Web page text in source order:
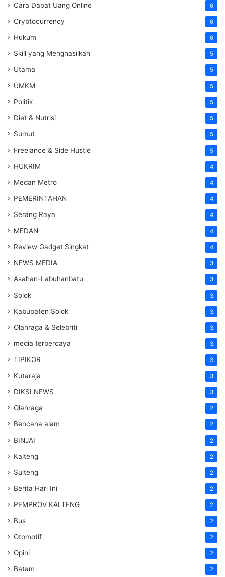
Cara Dapat Uang Online 6
Cryptocurrency 6
Hukum 6
Skill yang Menghasilkan 5
Utama 5
UMKM 5
Politik 5
Diet & Nutrisi 5
Sumut 5
Freelance & Side Hustle 5
HUKRIM 4
Medan Metro 4
PEMERINTAHAN 4
Serang Raya 4
MEDAN 4
Review Gadget Singkat 4
NEWS MEDIA 3
Asahan-Labuhanbatu 3
Solok 3
Kabupaten Solok 3
Olahraga & Selebriti 3
media terpercaya 3
TIPIKOR 3
Kutaraja 3
DIKSI NEWS 3
Olahraga 2
Bencana alam 2
BINJAI 2
Kalteng 2
Sulteng 2
Berita Hari Ini 2
PEMPROV KALTENG 2
Bus 2
Otomotif 2
Opini 2
Batam 2